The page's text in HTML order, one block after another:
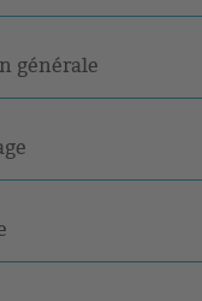
générale